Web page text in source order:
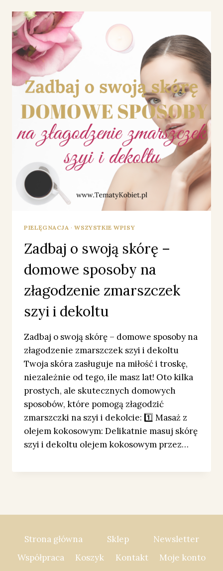
PIELĘGNACJA ·WSZYSTKIE WPISY
Zadbaj o swoją skórę –
domowe sposoby na
złagodzenie zmarszczek
szyi i dekoltu
Zadbaj o swoją skórę – domowe sposoby na
złagodzenie zmarszczek szyi i dekoltu
Twoja skóra zasługuje na miłość i troskę,
niezależnie od tego, ile masz lat! Oto kilka
prostych, ale skutecznych domowych
sposobów, które pomogą złagodzić
zmarszczki na szyi i dekolcie: 1️⃣ Masaż z
olejem kokosowym: Delikatnie masuj skórę
szyi i dekoltu olejem kokosowym przez…
Strona główna Sklep
Newsletter
Współpraca
Koszyk Kontakt
Moje konto